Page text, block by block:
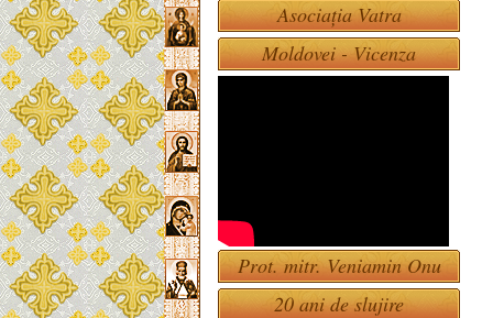
Asociația Vatra
Moldovei - Vicenza
Prot. mitr. Veniamin Onu
20 ani de slujire